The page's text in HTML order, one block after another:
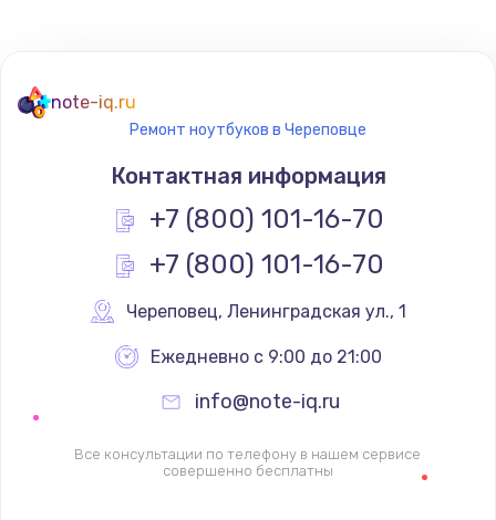
note-iq.ru
Ремонт ноутбуков в Череповце
Контактная информация
+7 (800) 101-16-70
+7 (800) 101-16-70
Череповец, Ленинградская ул., 1
Ежедневно с 9:00 до 21:00
info@note-iq.ru
Все консультации по телефону в нашем сервисе
совершенно бесплатны